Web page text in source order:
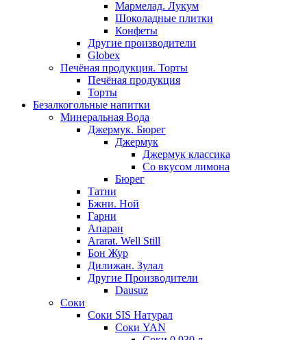
Мармелад. Лукум
Шоколадные плитки
Конфеты
Другие производители
Globex
Печёная продукция. Торты
Печёная продукция
Торты
Безалкогольные напитки
Минеральная Вода
Джермук. Бюрег
Джермук
Джермук классика
Со вкусом лимона
Бюрег
Татни
Бжни. Ной
Гарни
Апаран
Ararat. Well Still
Бон Жур
Дилижан. Зулал
Другие Производители
Dausuz
Соки
Соки SIS Натурал
Соки YAN